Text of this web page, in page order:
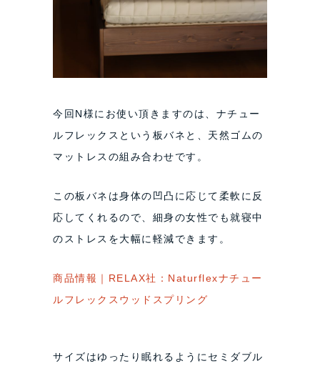
今回N様にお使い頂きますのは、ナチュー
ルフレックスという板バネと、天然ゴムの
マットレスの組み合わせです。
この板バネは身体の凹凸に応じて柔軟に反
応してくれるので、細身の女性でも就寝中
のストレスを大幅に軽減できます。
商品情報｜RELAX社：Naturflexナチュー
ルフレックスウッドスプリング
サイズはゆったり眠れるようにセミダブル